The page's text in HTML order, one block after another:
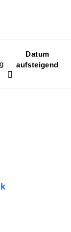
Datum
aufsteigend